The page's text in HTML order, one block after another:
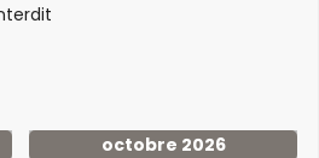
octobre 2026